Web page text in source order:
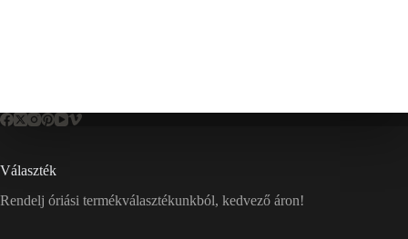
Választék
Rendelj óriási termékválasztékunkból, kedvező áron!